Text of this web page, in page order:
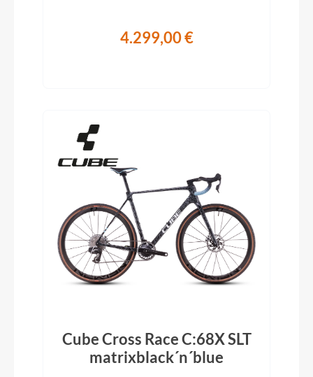
4.299,00 €
Cube Cross Race C:68X SLT
matrixblack´n´blue